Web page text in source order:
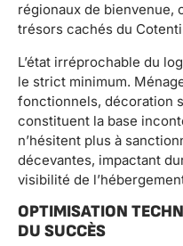
régionaux de bienvenue,
trésors cachés du
L’état irréprochable du
le strict minimum.
fonctionnels, décoration
constituent la base
n’hésitent plus à
décevantes, impactant
visibilité de
OPTIMISATION
DU SUCCÈS